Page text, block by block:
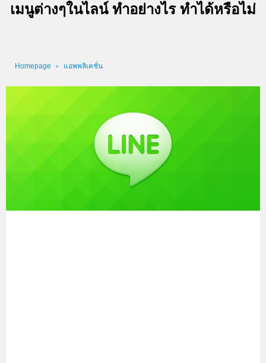
เมนูต่างๆในไลน์ ทำอย่างไร ทำได้หรือไม่
Homepage แอพพลิเคชั่น